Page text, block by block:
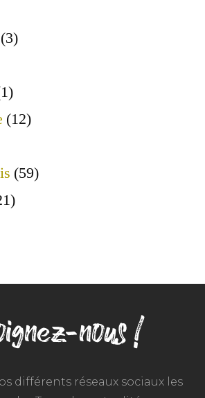
(3)
(12)
(59)
nous !
différents réseaux sociaux les